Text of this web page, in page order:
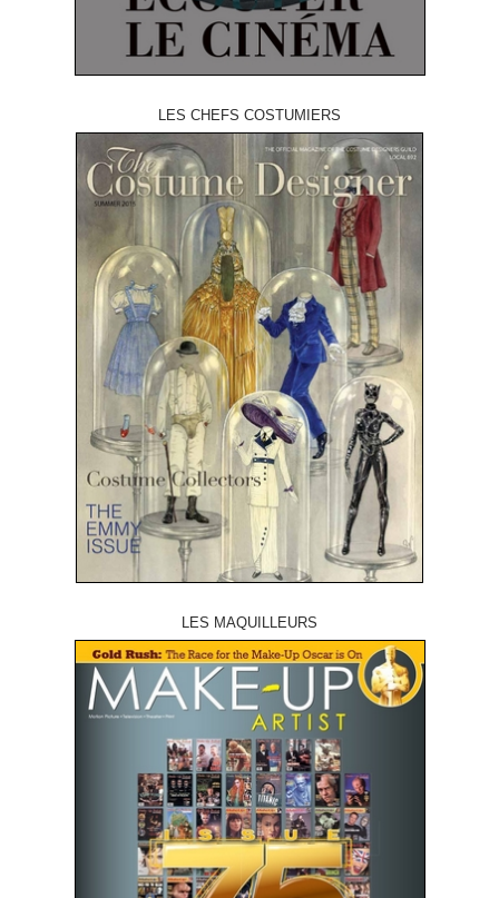
LES CHEFS COSTUMIERS
LES MAQUILLEURS